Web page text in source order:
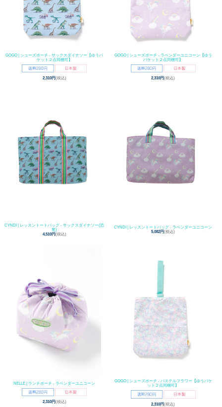
GOGO | シューズポーチ - サックスダイナソー【ゆうパ
ケット２点同梱可】
2,310円(税込)
GOGO | シューズポーチ - ラベンダーユニコーン【ゆう
パケット２点同梱可】
2,310円(税込)
CYNDI | レッスントートバッグ - サックスダイナソー(恐
竜)
4,510円(税込)
CYNDI | レッスントートバッグ - ラベンダーユニコーン
5,082円(税込)
NELLE | ランチポーチ - ラベンダーユニコーン
2,310円(税込)
GOGO | シューズポーチ - パステルフラワー【ゆうパケ
ット２点同梱可】
2,310円(税込)